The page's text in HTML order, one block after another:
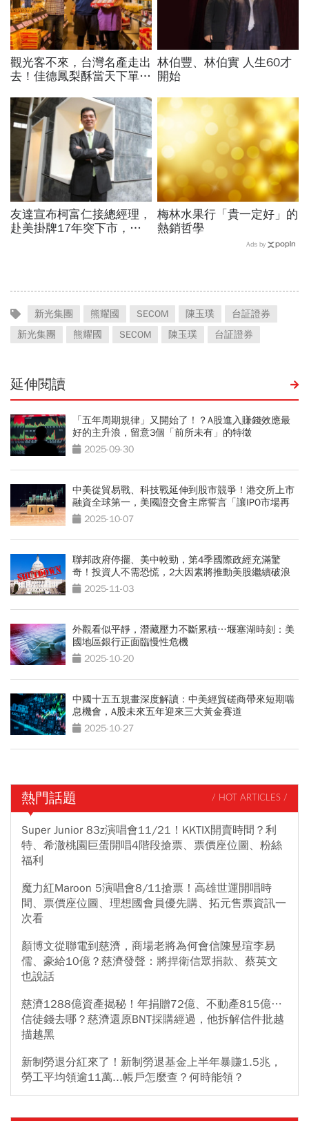
觀光客不來，台灣名產走出
去！佳德鳳梨酥當天下單現
林伯豐、林伯實 人生60才
開始
友達宣布柯富仁接總經理，
赴美掛牌17年突下市，連
梅林水果行「貴一定好」的
熱銷哲學
Ads by
新光集團 熊耀國 SECOM 陳玉璞
台証證券
新光集團
熊耀國 SECOM 陳玉璞 台証證券
延伸閱讀
「五年周期規律」又開始了！？A股進入賺錢效應最
好的主升浪，留意3個「前所未有」的特徵
2025-09-30
中美從貿易戰、科技戰延伸到股市競爭！港交所上市
融資全球第一，美國證交會主席誓言「讓IPO市場再
次偉大」
2025-10-07
聯邦政府停擺、美中較勁，第4季國際政經充滿驚
奇！投資人不需恐慌，2大因素將推動美股繼續破浪
前進2025-11-03
外觀看似平靜，潛藏壓力不斷累積…堰塞湖時刻：美
國地區銀行正面臨慢性危機
2025-10-20
中國十五五規畫深度解讀：中美經貿磋商帶來短期喘
息機會，A股未來五年迎來三大黃金賽道
2025-10-27
熱門話題 / HOT ARTICLES /
Super Junior 83z演唱會11/21！KKTIX開賣時間？利
特、希澈桃園巨蛋開唱4階段搶票、票價座位圖、粉絲
福利
魔力紅Maroon 5演唱會8/11搶票！高雄世運開唱時
間、票價座位圖、理想國會員優先購、拓元售票資訊一
次看
顏博文從聯電到慈濟，商場老將為何會信陳昱瑄李易
儒、豪給10億？慈濟發聲：將捍衛信眾捐款、蔡英文
也說話
慈濟1288億資產揭秘！年捐贈72億、不動產815億…
信徒錢去哪？慈濟還原BNT採購經過，他拆解信件批越
描越黑
新制勞退分紅來了！新制勞退基金上半年暴賺1.5兆，
勞工平均領逾11萬...帳戶怎麼查？何時能領？